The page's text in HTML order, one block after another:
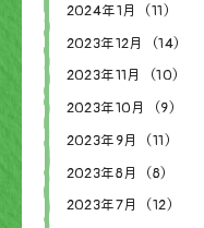
2024年1月（11）
2023年12月（14）
2023年11月（10）
2023年10月（9）
2023年9月（11）
2023年8月（8）
2023年7月（12）